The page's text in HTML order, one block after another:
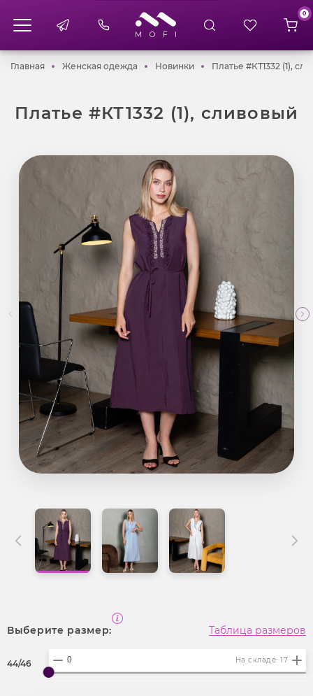
0
ГлавнаяГлавнаяЖенская одежда Женская одежда
НовинкиНовинкиПлатье #КТ1332 (1),
Платье #КТ1332 (1), сливовый
Выберите размер: Таблица размеров
44/46 На складе: 17